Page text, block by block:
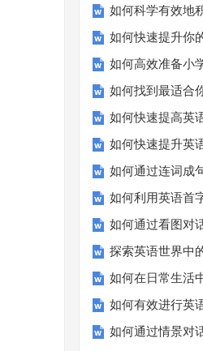
如何科学有效地
如何快速提升你
如何高效准备小
如何找到最适合
如何快速提高英
如何快速提升英
如何通过连词成
如何利用英语首
如何通过看图对
探索英语世界中
如何在日常生活
如何有效进行英
如何通过情景对